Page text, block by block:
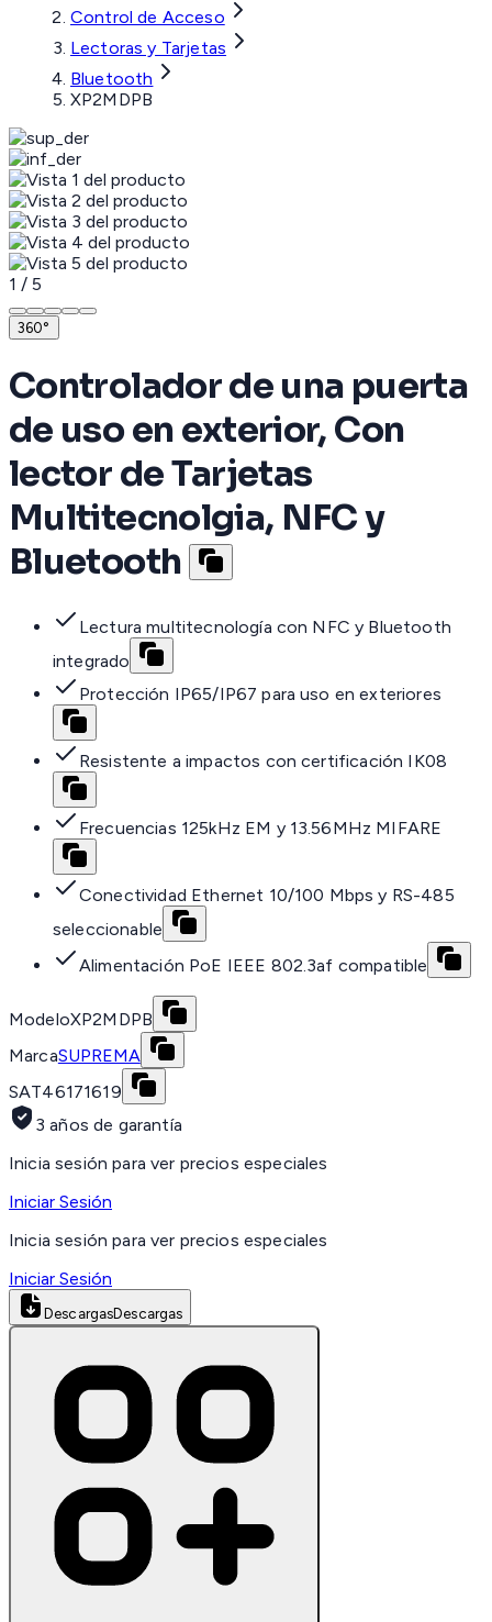
Control de Acceso
Lectoras y Tarjetas
Bluetooth
XP2MDPB
1 / 5
360°
Controlador de una puerta
de uso en exterior, Con
lector de Tarjetas
Multitecnolgia, NFC y
Bluetooth
Lectura multitecnología con NFC y Bluetooth
integrado
Protección IP65/IP67 para uso en exteriores
Resistente a impactos con certificación IK08
Frecuencias 125kHz EM y 13.56MHz MIFARE
Conectividad Ethernet 10/100 Mbps y RS-485
seleccionable
Alimentación PoE IEEE 802.3af compatible
ModeloXP2MDPB
MarcaSUPREMA
SAT46171619
3 años de garantía
Inicia sesión para ver precios especiales
Iniciar Sesión
Inicia sesión para ver precios especiales
Iniciar Sesión
DescargasDescargas